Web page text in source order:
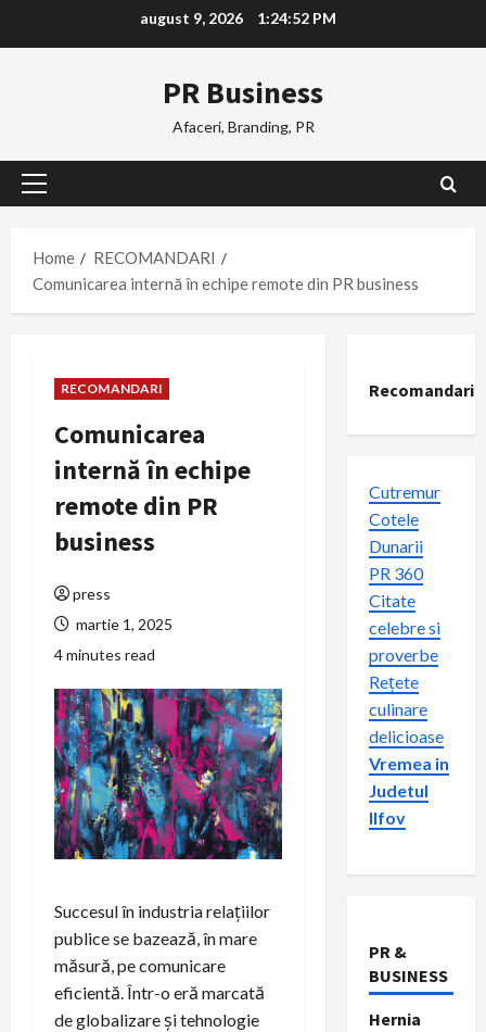
august 9, 2026 1:24:53 PM
PR Business
Afaceri, Branding, PR
Primary
Home
RECOMANDARI
Comunicarea internă în echipe remote din PR business
RECOMANDARI
Comunicarea
internă în echipe
remote din PR
business
press
martie 1, 2025
4 minutes read
Succesul în industria relațiilor
publice se bazează, în mare
măsură, pe comunicare
eficientă. Într-o eră marcată
de globalizare și tehnologie
Recomandari
Cutremur
Cotele
Dunarii
PR 360
Citate
celebre si
proverbe
Rețete
culinare
delicioase
Vremea in
Judetul
Ilfov
PR &
BUSINESS
Hernia